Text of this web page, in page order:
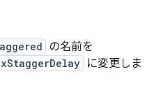
の名前を
に変更しま